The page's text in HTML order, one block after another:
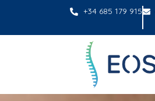
+34 685 179 915